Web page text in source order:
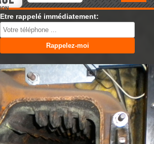
Etre rappelé immédiatement: